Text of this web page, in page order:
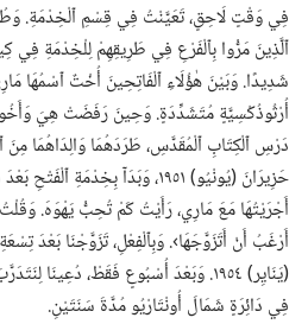
فِي وَقْتٍ لَاحِقٍ،‏ تَعَيَّنْتُ فِي قِسْمِ ٱلْخِدْمَةِ.‏
ٱلَّذِينَ مَرُّوا بِٱلْفَرْعِ فِي طَرِيقِهِمْ لِلْخِدْمَةِ فِي
شَدِيدًا.‏ وَبَيْنَ هٰؤُلَاءِ ٱلْفَاتِحِينَ أُخْتٌ ٱسْمُهَا
أُرْثُوذُكْسِيَّةٍ مُتَشَدِّدَةٍ.‏ وَحِينَ رَفَضَتْ هِيَ
دَرْسِ ٱلْكِتَابِ ٱلْمُقَدَّسِ،‏ طَرَدَهُمَا وَالِدَاهُمَا مِنَ
حَزِيرَانَ (‏يُونْيُو)‏ ١٩٥١،‏ وَبَدَآ
أَجْرَيْتُهَا مَعَ مَارِي،‏ رَأَيْتُ كَمْ تُحِبُّ يَهْوَهَ.‏
(‏يَنَايِر)‏ ١٩٥٤.‏ وَبَعْدَ أُسْبُوعٍ فَقَطْ،‏
فِي دَائِرَةٍ شَمَالَ أُونْتَارْيُو مُدَّةَ سَنَتَيْنِ.‏